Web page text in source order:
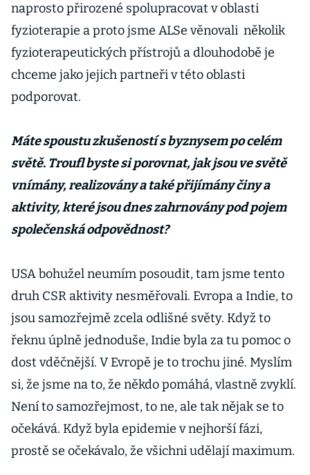
naprosto přirozené spolupracovat v oblasti
fyzioterapie a proto jsme ALSe věnovali několik
fyzioterapeutických přístrojů a dlouhodobě je
chceme jako jejich partneři v této oblasti
podporovat.
Máte spoustu zkušeností s byznysem po celém
světě. Troufl byste si porovnat, jak jsou ve světě
vnímány, realizovány a také přijímány činy a
aktivity, které jsou dnes zahrnovány pod pojem
společenská odpovědnost?
USA bohužel neumím posoudit, tam jsme tento
druh CSR aktivity nesměřovali. Evropa a Indie, to
jsou samozřejmě zcela odlišné světy. Když to
řeknu úplně jednoduše, Indie byla za tu pomoc o
dost vděčnější. V Evropě je to trochu jiné. Myslím
si, že jsme na to, že někdo pomáhá, vlastně zvyklí.
Není to samozřejmost, to ne, ale tak nějak se to
očekává. Když byla epidemie v nejhorší fázi,
prostě se očekávalo, že všichni udělají maximum.